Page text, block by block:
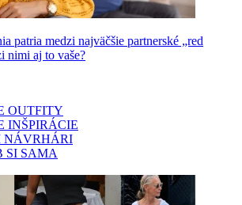
patria medzi najväčšie partnerské „red
nimi aj to vaše?
OUTFITY
INŠPIRÁCIE
NÁVRHÁRI
SI SAMA